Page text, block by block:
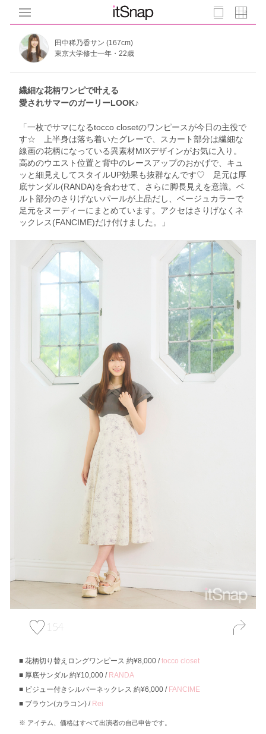
田中稀乃香サン (167cm)
東京大学修士一年・22歳
繊細な花柄ワンピで叶える
愛されサマーのガーリーLOOK♪
「一枚でサマになるtocco closetのワンピースが今日の主役で
す☆ 上半身は落ち着いたグレーで、スカート部分は繊細な
線画の花柄になっている異素材MIXデザインがお気に入り。
高めのウエスト位置と背中のレースアップのおかげで、キュ
ッと細見えしてスタイルUP効果も抜群なんです♡ 足元は厚
底サンダル(RANDA)を合わせて、さらに脚長見えを意識。ベ
ルト部分のさりげないパールが上品だし、ベージュカラーで
足元をヌーディーにまとめています。アクセはさりげなくネ
ックレス(FANCIME)だけ付けました。」
154
花柄切り替えロングワンピース 約¥8,000 /tocco closet
厚底サンダル 約¥10,000 / RANDA
ビジュー付きシルバーネックレス 約¥6,000 / FANCIME
ブラウン(カラコン) / Rei
アイテム、価格はすべて出演者の自己申告です。